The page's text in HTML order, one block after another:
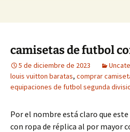
camisetas de futbol
5 de diciembre de 2023
louis vuitton baratas, comprar
equipaciones de futbol segunda
Por el nombre está claro que
con ropa de réplica al por mayor